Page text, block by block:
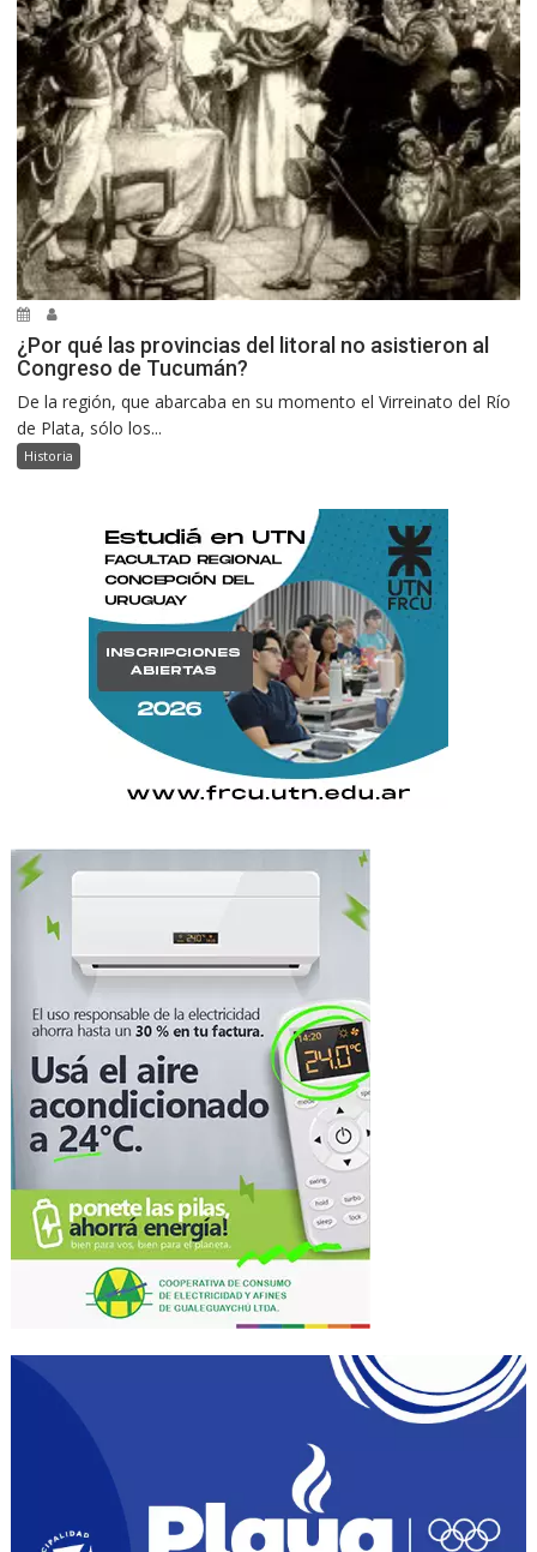
¿Por qué las provincias del litoral no asistieron al
Congreso de Tucumán?
De la región, que abarcaba en su momento el Virreinato del Río
de Plata, sólo los...
Historia